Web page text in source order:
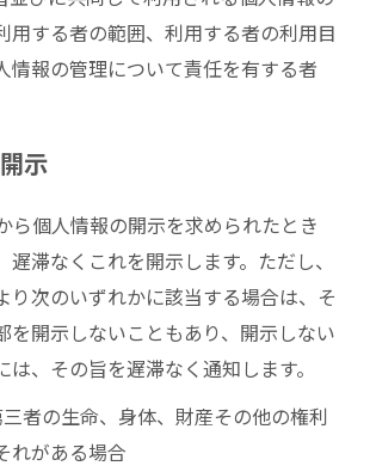
用する者の範囲、利用する者の利用目
情報の管理について責任を有する者
示
ら個人情報の開示を求められたとき
滞なくこれを開示します。ただし、
り次のいずれかに該当する場合は、そ
を開示しないこともあり、開示しない
、その旨を遅滞なく通知します。
者の生命、身体、財産その他の権利
れがある場合